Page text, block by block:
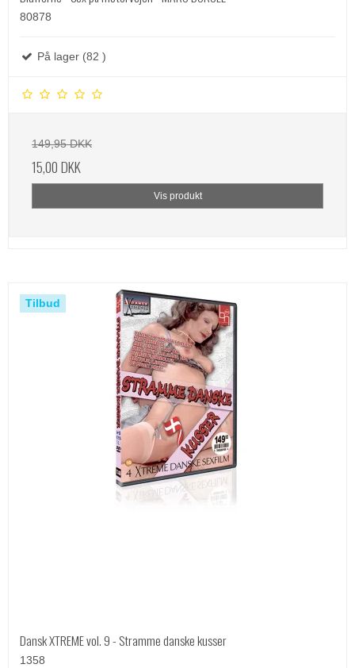
80878
På lager (82 )
149,95 DKK
15,00 DKK
Vis produkt
Tilbud
Dansk XTREME vol. 9 - Stramme danske kusser
1358